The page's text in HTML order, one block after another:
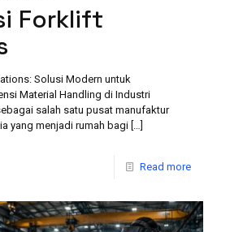
Forklift
Solusi Modern untuk
Material Handling di Industri
salah satu pusat manufaktur
yang menjadi rumah bagi […]
Read more